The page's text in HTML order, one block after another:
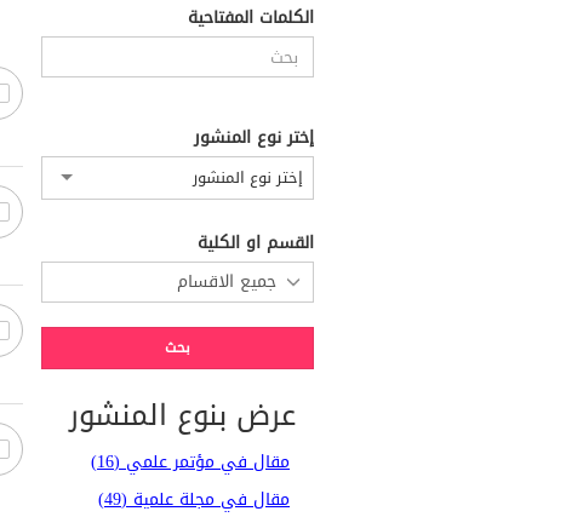
الكلمات المفتاحية
إختر نوع المنشور
إختر نوع المنشور
القسم او الكلية
عرض بنوع المنشور
مقال في مؤتمر علمي (16)
مقال في مجلة علمية (49)